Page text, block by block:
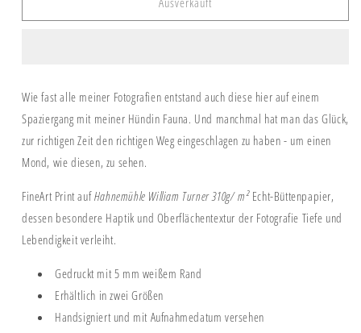
Wie fast alle meiner Fotografien entstand auch diese hier auf einem
Spaziergang mit meiner Hündin Fauna. Und manchmal hat man das Glück,
zur richtigen Zeit den richtigen Weg eingeschlagen zu haben - um einen
Mond, wie diesen, zu sehen.
FineArt Print aufHahnemühle William Turner 310g/m²Echt-Büttenpapier,
dessen besondere Haptik und Oberflächentextur der Fotografie Tiefe und
Lebendigkeit verleiht.
Gedruckt mit 5 mm weißem Rand
Erhältlich in zwei Größen
Handsigniert und mit Aufnahmedatum versehen